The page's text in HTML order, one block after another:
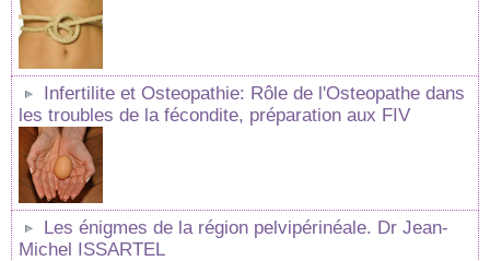
Infertilite et Osteopathie: Rôle de l'Osteopathe dans
les troubles de la fécondite, préparation aux FIV
Les énigmes de la région pelvipérinéale. Dr Jean-
Michel ISSARTEL